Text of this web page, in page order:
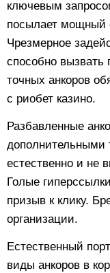
ключевым
посылает мощный
Чрезмерное
способно вызвать
точных анкоров
с риобет казино.
Разбавленные
естественно и не
Голые
призыв к клику.
организации.
Естественный
виды анкоров в